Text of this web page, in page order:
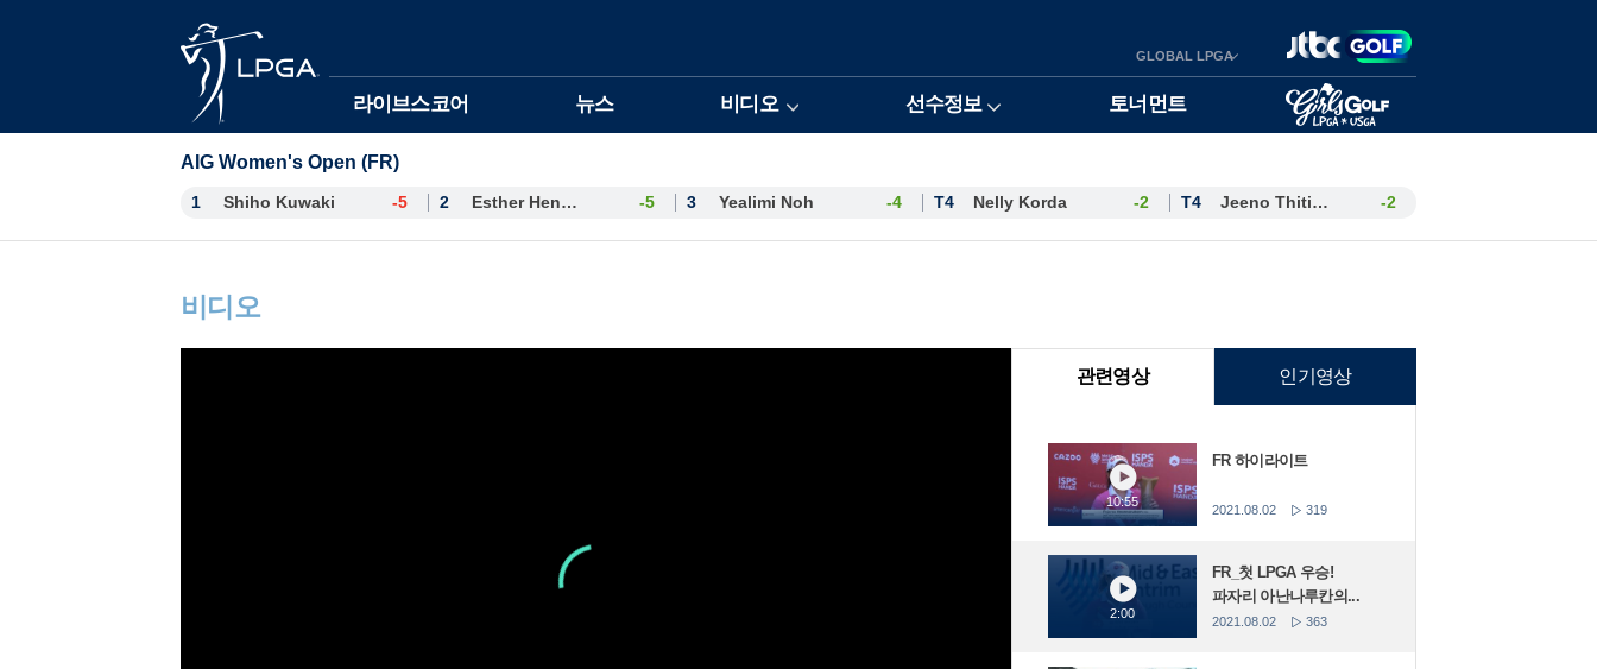
GLOBAL LPGA
라이브스코어 뉴스 비디오 선수정보 토너먼트
AIG Women's Open (FR)
1 Shiho Kuwaki -5 2 Esther Henseleit -5 3 Yealimi Noh -4 T4 Nelly Korda -2 T4 Jeeno Thitikul -2
비디오
관련영상 인기영상
10:55
FR 하이라이트
2021.08.02 319
2:00
FR_첫 LPGA 우승!
파자리 아난나루칸의...
2021.08.02 363